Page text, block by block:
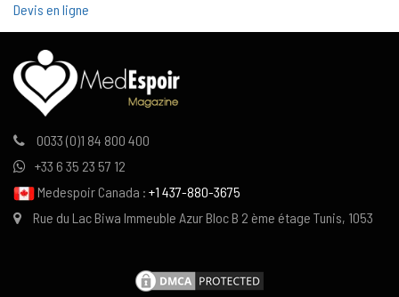
Devis en ligne
0033 (0)1 84 800 400
+33 6 35 23 57 12
Medespoir Canada : +1 437-880-3675
Rue du Lac Biwa Immeuble Azur Bloc B 2 ème étage Tunis, 1053